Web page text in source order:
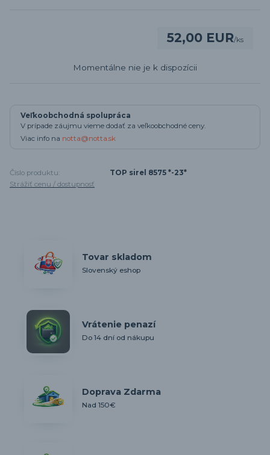
52,00 EUR/ks
Momentálne nie je k dispozícii
Veľkoobchodná spolupráca
V prípade záujmu vieme dodať za veľkoobchodné ceny.
Viac info na notta@notta.sk
Číslo produktu:
TOP sirel 8575 *-23*
Strážiť cenu / dostupnosť
Tovar skladom
Slovenský eshop
Vrátenie penazí
Do 14 dní od nákupu
Doprava Zdarma
Nad 150€